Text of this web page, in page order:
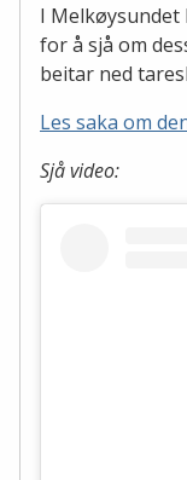
I
for å sjå om
beitar ned
Les saka om
Sjå video: